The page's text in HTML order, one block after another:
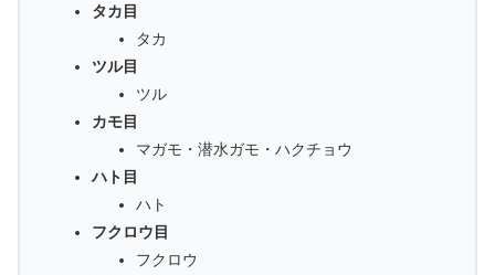
タカ目
タカ
ツル目
ツル
カモ目
マガモ・潜水ガモ・ハクチョウ
ハト目
ハト
フクロウ目
フクロウ